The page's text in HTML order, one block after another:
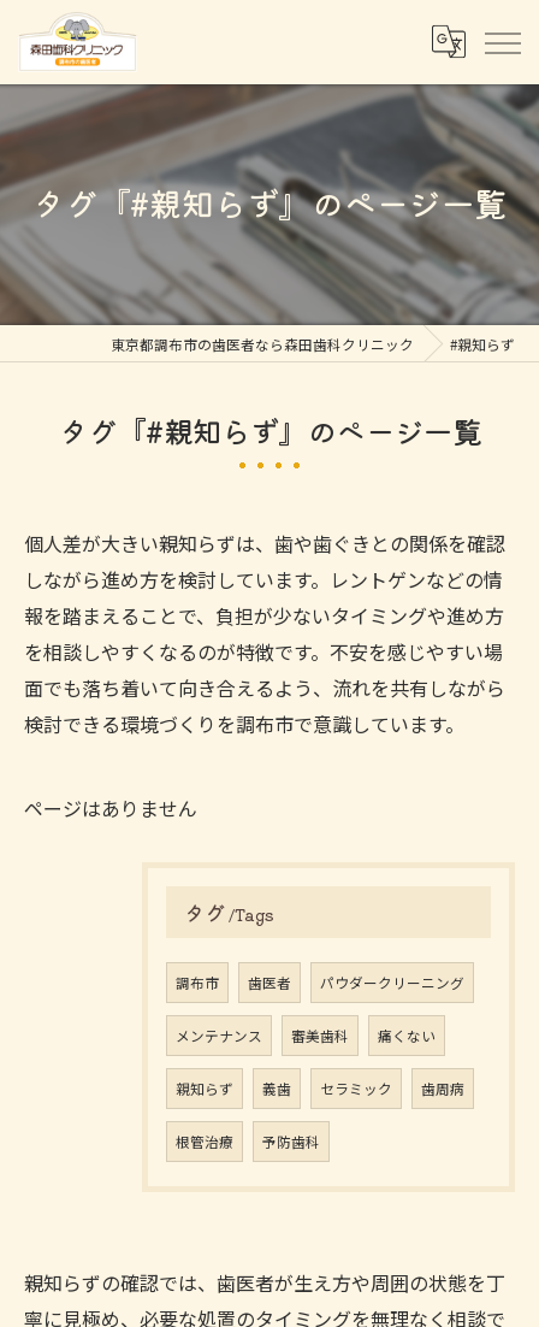
タグ『#親知らず』のページ一覧
東京都調布市の歯医者なら森田歯科クリニック #親知らず
タグ『#親知らず』のページ一覧
個人差が大きい親知らずは、歯や歯ぐきとの関係を確認
しながら進め方を検討しています。レントゲンなどの情
報を踏まえることで、負担が少ないタイミングや進め方
を相談しやすくなるのが特徴です。不安を感じやすい場
面でも落ち着いて向き合えるよう、流れを共有しながら
検討できる環境づくりを調布市で意識しています。
ページはありません
タグ Tags
調布市 歯医者 パウダークリーニング
メンテナンス 審美歯科 痛くない
親知らず 義歯 セラミック 歯周病
根管治療 予防歯科
親知らずの確認では、歯医者が生え方や周囲の状態を丁
寧に見極め、必要な処置のタイミングを無理なく相談で